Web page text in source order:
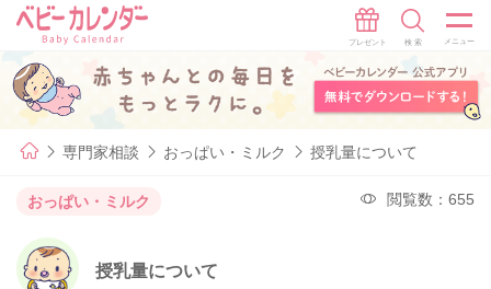
専門家相談 おっぱい・ミルク 授乳量について
おっぱい・ミルク 閲覧数：655
授乳量について